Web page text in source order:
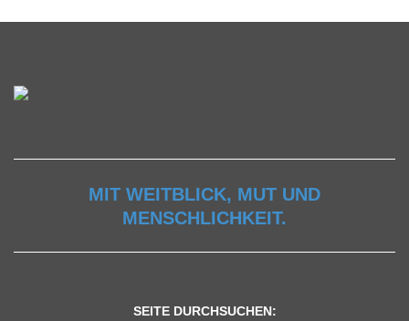
MIT WEITBLICK, MUT UND
MENSCHLICHKEIT.
SEITE DURCHSUCHEN: